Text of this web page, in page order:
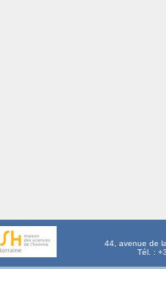
44, avenue de
Tél. :